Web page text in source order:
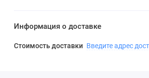
Информация о доставке
Стоимость доставки Введите адрес